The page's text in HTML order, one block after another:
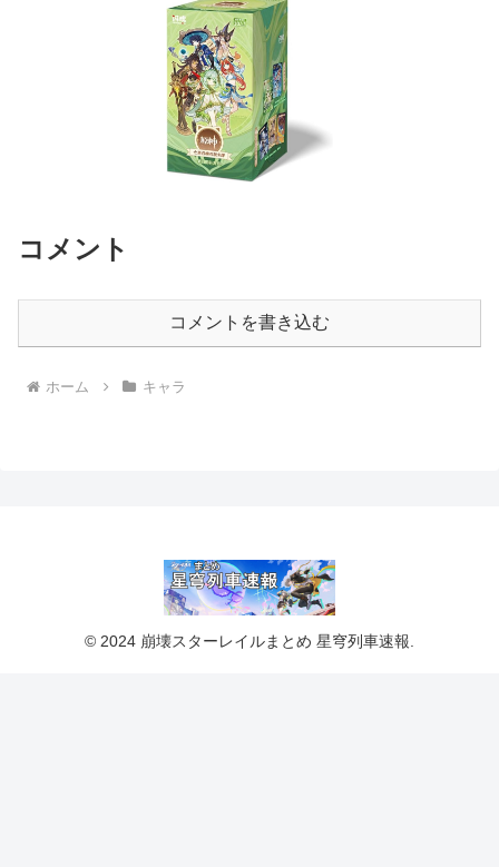
コメント
コメントを書き込む
ホーム キャラ
© 2024 崩壊スターレイルまとめ 星穹列車速報.